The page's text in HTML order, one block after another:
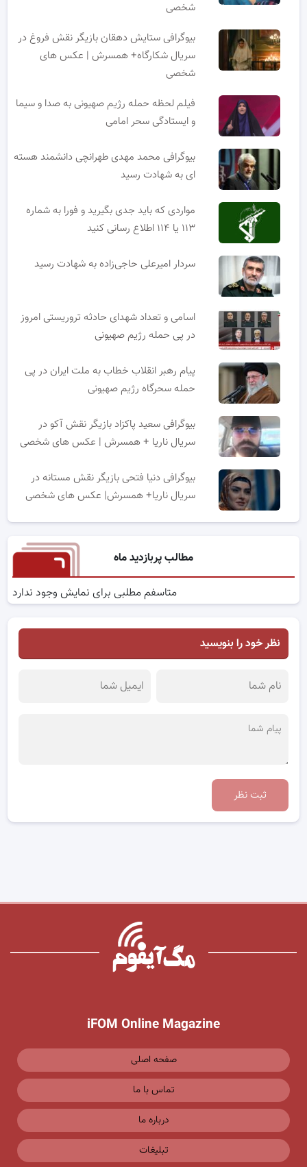
شخصی
بیوگرافی ستایش دهقان بازیگر نقش فروغ در
سریال شکارگاه+ همسرش | عکس های
شخصی
فیلم لحظه حمله رژیم صهیونی به صدا و سیما
و ایستادگی سحر امامی
بیوگرافی محمد مهدی طهرانچی دانشمند هسته
ای به شهادت رسید
مواردی که باید جدی بگیرید و فورا به شماره
۱۱۳ یا ۱۱۴ اطلاع رسانی کنید
سردار امیرعلی حاجی‌زاده به شهادت رسید
اسامی و تعداد شهدای حادثه تروریستی امروز
در پی حمله رژیم صهیونی
پیام رهبر انقلاب خطاب به ملت ایران در پی
حمله سحرگاه رژیم صهیونی
بیوگرافی سعید پاکزاد بازیگر نقش آکو در
سریال ناریا + همسرش | عکس های شخصی
بیوگرافی دنیا فتحی بازیگر نقش مستانه در
سریال ناریا+ همسرش| عکس های شخصی
مطالب پربازدید ماه
متاسفم مطلبی برای نمایش وجود ندارد
نظر خود را بنویسید
ثبت نظر
iFOM Online Magazine
صفحه اصلی
تماس با ما
درباره ما
تبلیغات